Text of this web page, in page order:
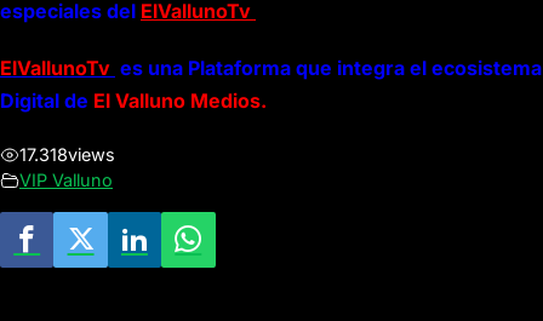
especiales del ElVallunoTv
ElVallunoTv es una Plataforma que integra el ecosistema
Digital de El Valluno Medios.
17.318views
VIP Valluno